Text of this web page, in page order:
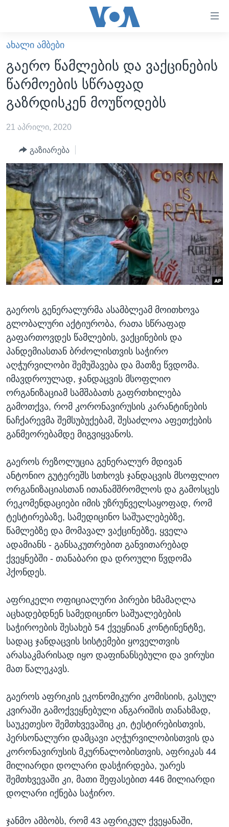
ხელმისაწვდომობისთვის
გადადით
მთავარზე
გადადით
მთავარ
ნავიგაციაზე
გადადით
ძიებაზე
ᲐᲮᲐᲚᲘ ᲐᲛᲑᲔᲑᲘ
ᲡᲐᲥᲐᲠᲗᲕᲔᲚᲝ
ᲐᲨᲨ
ᲐᲨᲨ-ᲘᲡ ᲐᲠᲩᲔᲕᲜᲔᲑᲘ 2024
ᲛᲡᲝᲤᲚᲘᲝ
ᲕᲘᲓᲔᲝᲔᲑᲘ
ᲒᲐᲓᲐᲪᲔᲛᲔᲑᲘ
ᲕᲐᲨᲘᲜᲒᲢᲝᲜᲘ ᲓᲦᲔᲡ
ᲮᲔᲓᲕᲐ ᲕᲐᲨᲘᲜᲒᲢᲝᲜᲘᲓᲐᲜ
ᲡᲢᲣᲓᲘᲐ ᲕᲐᲨᲘᲜᲒᲢᲝᲜᲘ
ᲡᲮᲕᲐ ᲡᲘᲐᲮᲚᲔᲔᲑᲘ
ᲞᲝᲚᲘᲢᲘᲙᲐ
ᲔᲙᲝᲜᲝᲛᲘᲙᲐ
ᲯᲐᲜᲛᲠᲗᲔᲚᲝᲑᲐ
ᲛᲔᲪᲜᲘᲔᲠᲔᲑᲐ
ᲙᲣᲚᲢᲣᲠᲐ
ᲒᲐᲚᲘᲚᲔᲝ
ᲓᲔᲖᲘᲜᲤᲝᲠᲛᲐᲪᲘᲐ
ᲠᲣᲡᲔᲗᲘᲡ ᲨᲔᲭᲠᲐ ᲣᲙᲠᲐᲘᲜᲐᲨᲘ
Learning English
ᲗᲕᲐᲚᲘ ᲒᲕᲐᲓᲔᲕᲜᲔᲗ
ენები
ᲐᲮᲐᲚᲘ ᲐᲛᲑᲔᲑᲘ
გაერო წამლების და ვაქცინების
წარმოების სწრაფად
გაზრდისკენ მოუწოდებს
21 აპრილი, 2020
გაზიარება
გაეროს გენერალურმა ასამბლეამ მოითხოვა
გლობალური აქტიურობა, რათა სწრაფად
გაფართოვდეს წამლების, ვაქცინების და
პანდემიასთან ბრძოლისთვის საჭირო
აღჭურვილობი შემუშავება და მათზე წვდომა.
იმავდროულად, ჯანდაცვის მსოფლიო
ორგანიზაციამ სამშაბათს გაფრთხილება
გამოთქვა, რომ კორონავირუსის კარანტინების
ნაჩქარევმა შემსუბუქებამ, შესაძლოა აფეთქების
განმეორებამდე მიგვიყვანოს.
გაეროს რეზოლუცია გენერალურ მდივან
ანტონიო გუტერეშს სთხოვს ჯანდაცვის მსოფლიო
ორგანიზაციასთან ითანამშრომლოს და გამოსცეს
რეკომენდაციები იმის უზრუნველსაყოფად, რომ
ტესტირებაზე, სამედიცინო საშუალებებზე,
წამლებზე და მომავალ ვაქცინებზე, ყველა
ადამიანს - განსაკუთრებით განვითარებად
ქვეყნებში - თანაბარი და დროული წვდომა
ჰქონდეს.
აფრიკელი ოფიციალური პირები ხმამაღლა
აცხადებდნენ სამედიცინო საშუალებების
საჭიროების შესახებ 54 ქვეყნიან კონტინენტზე,
სადაც ჯანდაცვის სისტემები ყოველთვის
არასაკმარისად იყო დაფინანსებული და ვირუსი
მათ წალეკავს.
გაეროს აფრიკის ეკონომიკური კომისიის, გასულ
კვირაში გამოქვეყნებული ანგარიშის თანახმად,
საუკეთესო შემთხვევაშიც კი, ტესტირებისთვის,
პერსონალური დამცავი აღჭურვილობისთვის და
კორონავირუსის მკურნალობისთვის, აფრიკას 44
მილიარდი დოლარი დასჭირდება, უარეს
შემთხვევაში კი, მათი შეფასებით 446 მილიარდი
დოლარი იქნება საჭირო.
ჯანმო ამბობს, რომ 43 აფრიკულ ქვეყანაში,